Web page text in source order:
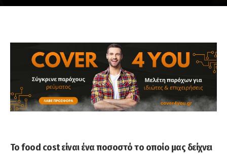
Το food cost είναι ένα ποσοστό το οποίο μας δείχνει